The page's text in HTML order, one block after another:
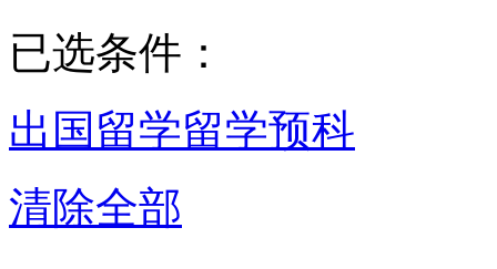
已选条件：
出国留学留学预科
清除全部